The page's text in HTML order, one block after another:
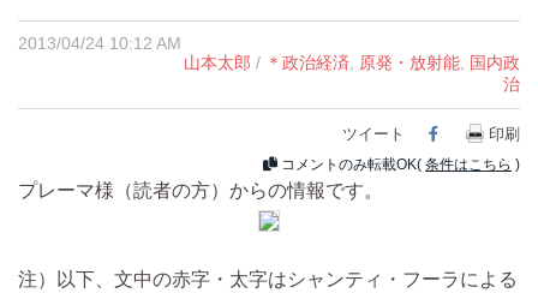
2013/04/24 10:12 AM
山本太郎 / ＊政治経済 原発・放射能 国内政
治
ツイート Facebook
印刷
コメントのみ転載OK( 条件はこちら )
プレーマ様（読者の方）からの情報です。
注）以下、文中の赤字・太字はシャンティ・フーラによる